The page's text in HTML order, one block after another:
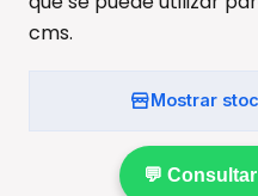
cms.
Mostrar
💬